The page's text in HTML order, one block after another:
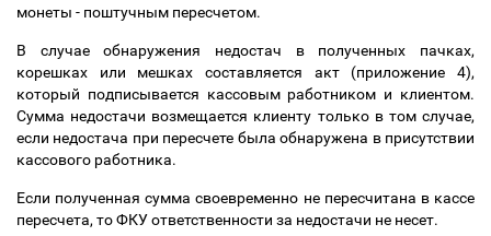
монеты - поштучным пересчетом.
В случае обнаружения недостач в полученных пачках,
корешках или мешках составляется акт (приложение 4),
который подписывается кассовым работником и клиентом.
Сумма недостачи возмещается клиенту только в том случае,
если недостача при пересчете была обнаружена в присутствии
кассового работника.
Если полученная сумма своевременно не пересчитана в кассе
пересчета, то ФКУ ответственности за недостачи не несет.